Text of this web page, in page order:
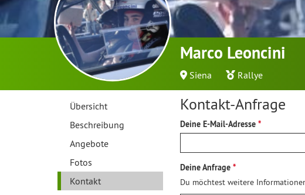
Marco Leoncini
Siena Rallye
Übersicht
Beschreibung
Angebote
Fotos
Kontakt
Kontakt-Anfrage
Deine E-Mail-Adresse
Deine Anfrage
Du möchtest weitere